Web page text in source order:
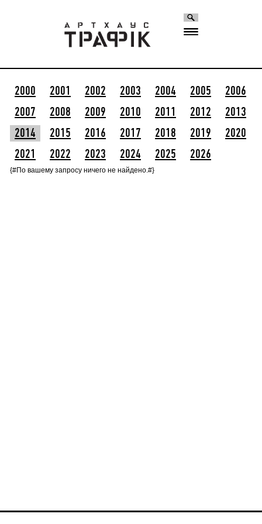
2000 2001 2002 2003 2004 2005
2006
2007
2008 2009 2010 2011 2012
2013
2014
2015 2016 2017 2018 2019
2020
2021
2022 2023 2024 2025 2026
{#По вашему запросу ничего не найдено.#}